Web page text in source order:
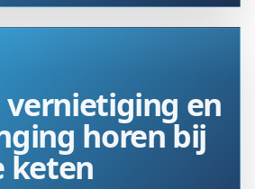
vernietiging en
horen bij
keten